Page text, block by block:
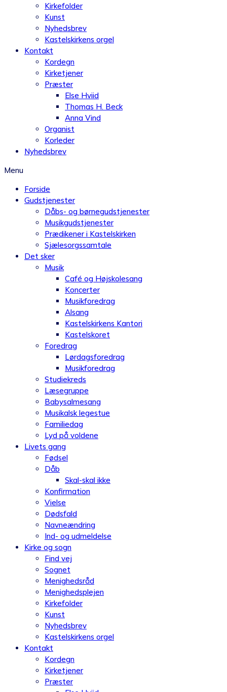
Kirkefolder
Kunst
Nyhedsbrev
Kastelskirkens orgel
Kontakt
Kordegn
Kirketjener
Præster
Else Hviid
Thomas H. Beck
Anna Vind
Organist
Korleder
Nyhedsbrev
Menu
Forside
Gudstjenester
Dåbs- og børnegudstjenester
Musikgudstjenester
Prædikener i Kastelskirken
Sjælesorgssamtale
Det sker
Musik
Café og Højskolesang
Koncerter
Musikforedrag
Alsang
Kastelskirkens Kantori
Kastelskoret
Foredrag
Lørdagsforedrag
Musikforedrag
Studiekreds
Læsegruppe
Babysalmesang
Musikalsk legestue
Familiedag
Lyd på voldene
Livets gang
Fødsel
Dåb
Skal-skal ikke
Konfirmation
Vielse
Dødsfald
Navneændring
Ind- og udmeldelse
Kirke og sogn
Find vej
Sognet
Menighedsråd
Menighedsplejen
Kirkefolder
Kunst
Nyhedsbrev
Kastelskirkens orgel
Kontakt
Kordegn
Kirketjener
Præster